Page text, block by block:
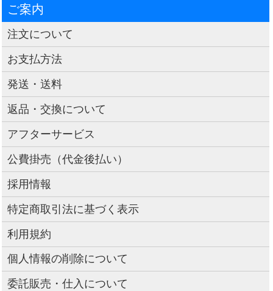
ご案内
注文について
お支払方法
発送・送料
返品・交換について
アフターサービス
公費掛売（代金後払い）
採用情報
特定商取引法に基づく表示
利用規約
個人情報の削除について
委託販売・仕入について